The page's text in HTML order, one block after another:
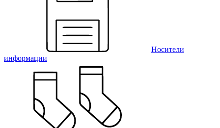
Носители
информации